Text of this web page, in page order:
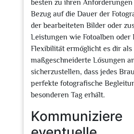
besten zu ihren
Bezug auf die Dauer der
der bearbeiteten Bilder oder
Leistungen wie Fotoalben oder
Flexibilität ermöglicht es dir als
maßgeschneiderte Lösungen
sicherzustellen, dass jedes
perfekte fotografische
besonderen Tag erhält.
Kommuniziere